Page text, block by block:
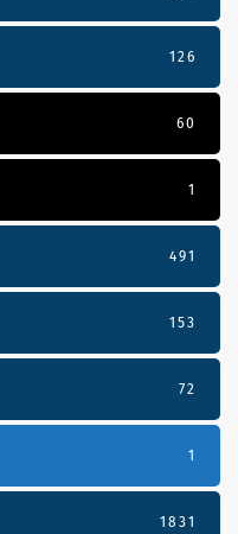
126
60
1
491
153
72
1
1831